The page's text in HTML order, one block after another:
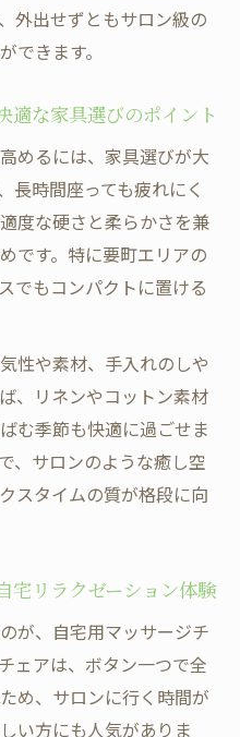
ニックを家庭でも活
すタイ古式のコツ
した癒しの時間設計術
宅リラクゼーション
の選び方と比較ポイ
を高めるチェア利用
しの時間割を作るコ
能をフル活用する方
リラクゼーション体験
で揃うリラクゼーショ
外出せずともサロン級の
できます。
適な家具選びのポイント
めるには、家具選びが大
長時間座っても疲れにく
度な硬さと柔らかさを兼
です。特に要町エリアの
でもコンパクトに置ける
性や素材、手入れのしや
、リネンやコットン素材
む季節も快適に過ごせま
、サロンのような癒し空
スタイムの質が格段に向
宅リラクゼーション体験
が、自宅用マッサージチ
ェアは、ボタン一つで全
め、サロンに行く時間が
い方にも人気がありま